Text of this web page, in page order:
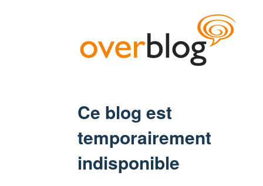
Ce blog est
temporairement
indisponible